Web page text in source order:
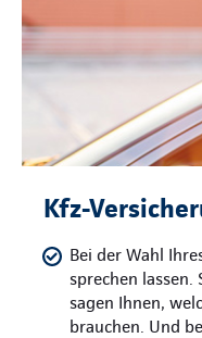
Kfz-
Bei der Wahl
sprechen
sagen Ihnen,
brauchen. Und